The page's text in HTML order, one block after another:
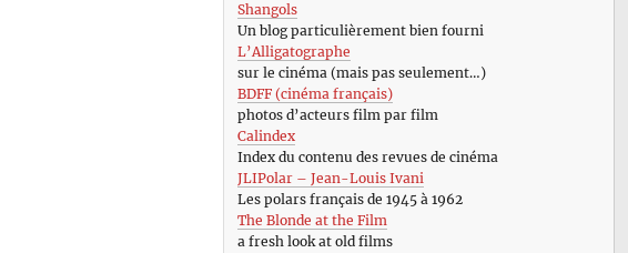
Shangols
Un blog particulièrement bien fourni
L’Alligatographe
sur le cinéma (mais pas seulement…)
BDFF (cinéma français)
photos d’acteurs film par film
Calindex
Index du contenu des revues de cinéma
JLIPolar – Jean-Louis Ivani
Les polars français de 1945 à 1962
The Blonde at the Film
a fresh look at old films